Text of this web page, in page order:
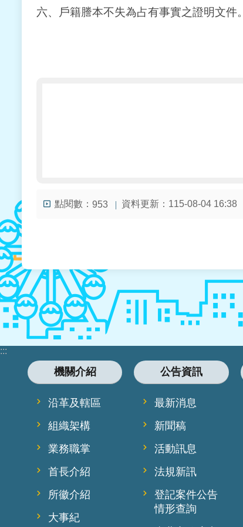
六、戶籍謄本不失為占有事實之證明文
點閱數： 953 資料更新：115-08-04 16:38
:::
機關介紹
沿革及轄區
組織架構
業務職掌
首長介紹
所徽介紹
大事紀
公告資訊
最新消息
新聞稿
活動訊息
法規新訊
登記案件公告
情形查詢